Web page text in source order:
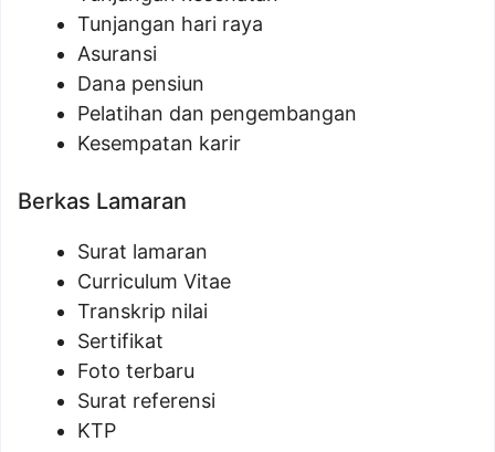
Tunjangan hari raya
Asuransi
Dana pensiun
Pelatihan dan pengembangan
Kesempatan karir
Berkas Lamaran
Surat lamaran
Curriculum Vitae
Transkrip nilai
Sertifikat
Foto terbaru
Surat referensi
KTP